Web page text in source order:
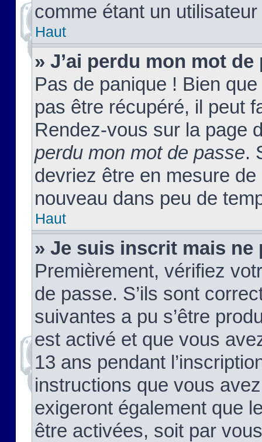
comme étant un
Haut
» J’ai perdu mon mot de
Pas de panique ! Bien
pas être récupéré, il peut
Rendez-vous sur la page
perdu mon mot de passe.
devriez être en mesure
nouveau dans peu de
Haut
» Je suis inscrit mais ne
Premièrement, vérifiez
de passe. S’ils sont
suivantes a pu s’être
est activé et que vous
13 ans pendant
instructions que vous
exigeront également que
être activées, soit par